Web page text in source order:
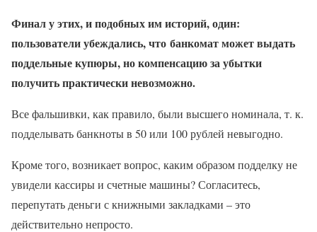
Финал у этих, и подобных им историй, один:
пользователи убеждались, что банкомат может выдать
поддельные купюры, но компенсацию за убытки
получить практически невозможно.
Все фальшивки, как правило, были высшего номинала, т. к.
подделывать банкноты в 50 или 100 рублей невыгодно.
Кроме того, возникает вопрос, каким образом подделку не
увидели кассиры и счетные машины? Согласитесь,
перепутать деньги с книжными закладками – это
действительно непросто.